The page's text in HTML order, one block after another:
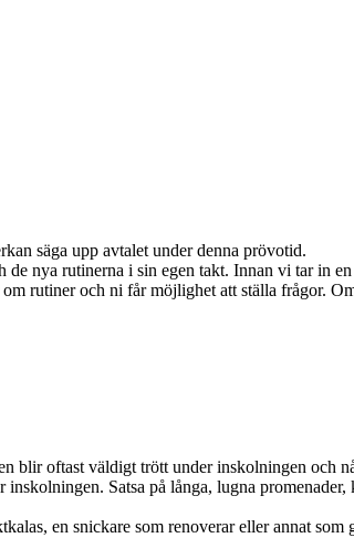
säga upp avtalet under denna prövotid.
de nya rutinerna i sin egen takt. Innan vi tar in
rutiner och ni får möjlighet att ställa frågor.
blir oftast väldigt trött under inskolningen och
Satsa på långa, lugna
en snickare som renoverar eller annat som